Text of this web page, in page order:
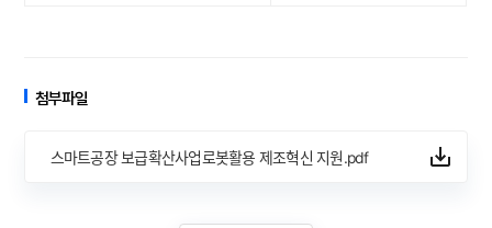
첨부파일
스마트공장 보급확산사업로봇활용 제조혁신 지원.pdf